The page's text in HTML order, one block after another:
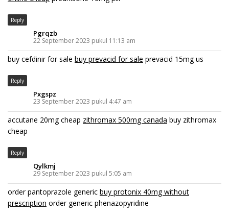
Reply
Pgrqzb
22 September 2023 pukul 11:13 am
buy cefdinir for sale buy prevacid for sale prevacid 15mg us
Reply
Pxgspz
23 September 2023 pukul 4:47 am
accutane 20mg cheap zithromax 500mg canada buy zithromax
cheap
Reply
Qylkmj
29 September 2023 pukul 5:05 am
order pantoprazole generic buy protonix 40mg without
prescription order generic phenazopyridine